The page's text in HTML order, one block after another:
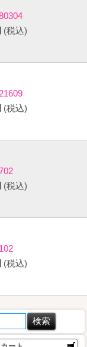
(税込)
(税込)
(税込)
(税込)